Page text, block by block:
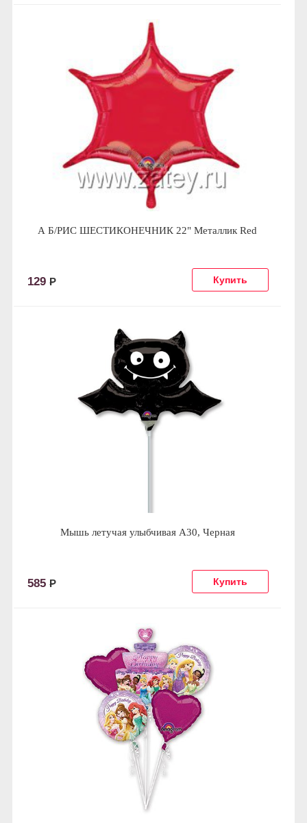
А Б/РИС ШЕСТИКОНЕЧНИК 22" Металлик Red
129 Р
Мышь летучая улыбчивая А30, Черная
585 Р